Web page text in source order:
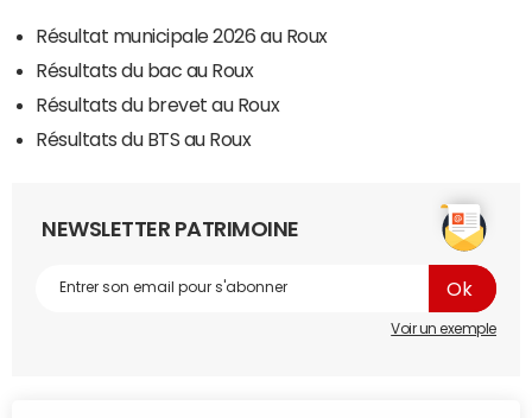
Résultat municipale 2026 au Roux
Résultats du bac au Roux
Résultats du brevet au Roux
Résultats du BTS au Roux
NEWSLETTER PATRIMOINE
Voir un exemple